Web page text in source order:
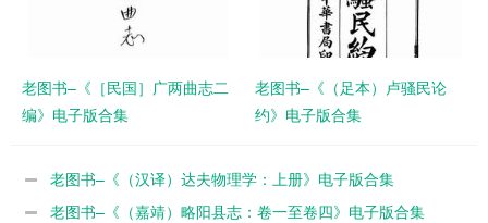
老图书–《［民国］广两曲志二
编》电子版合集
老图书–《（足本）卢骚民论
约》电子版合集
老图书–《（汉译）达夫物理学：上册》电子版合集
老图书–《（嘉靖）略阳县志：卷一至卷四》电子版合集